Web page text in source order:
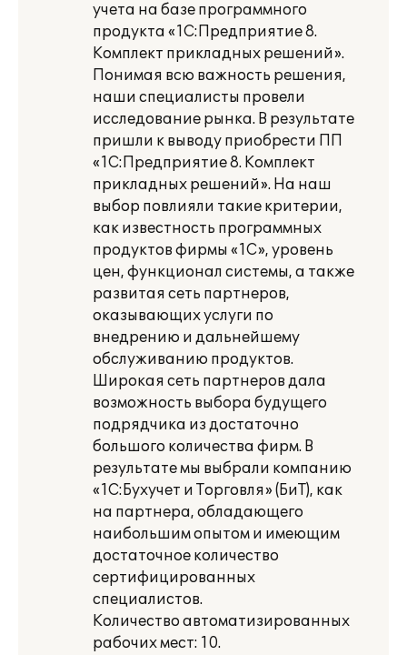
учета на базе программного
продукта «1С:Предприятие 8.
Комплект прикладных решений».
Понимая всю важность решения,
наши специалисты провели
исследование рынка. В результате
пришли к выводу приобрести ПП
«1С:Предприятие 8. Комплект
прикладных решений». На наш
выбор повлияли такие критерии,
как известность программных
продуктов фирмы «1С», уровень
цен, функционал системы, а также
развитая сеть партнеров,
оказывающих услуги по
внедрению и дальнейшему
обслуживанию продуктов.
Широкая сеть партнеров дала
возможность выбора будущего
подрядчика из достаточно
большого количества фирм. В
результате мы выбрали компанию
«1С:Бухучет и Торговля» (БиТ), как
на партнера, обладающего
наибольшим опытом и имеющим
достаточное количество
сертифицированных
специалистов.
Количество автоматизированных
рабочих мест: 10.